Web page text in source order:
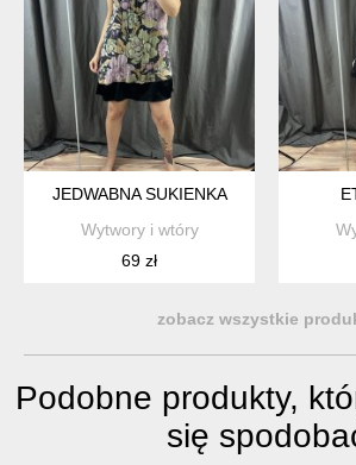
JEDWABNA SUKIENKA
Wytwory i wtóry
69 zł
zobacz wszystkie
Podobne produkty,
się